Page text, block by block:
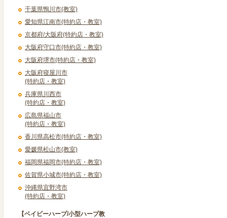
千葉県鴨川市(教室)
愛知県江南市(特約店・教室)
京都府/大阪府(特約店・教室)
大阪府守口市(特約店・教室)
大阪府堺市(特約店・教室)
大阪府寝屋川市
(特約店・教室)
兵庫県川西市
(特約店・教室)
広島県福山市
(特約店・教室)
香川県高松市(特約店・教室)
愛媛県松山市(教室)
福岡県福岡市(特約店・教室)
佐賀県小城市(特約店・教室)
沖縄県宜野湾市
(特約店・教室)
【ベイビーハープ/小型ハープ教